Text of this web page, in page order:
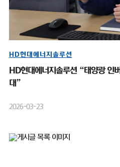
HD현대에너지솔루션
HD현대에너지솔루션 “태양광
대”
2026-03-23